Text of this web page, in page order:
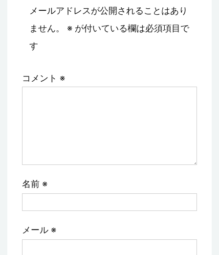
メールアドレスが公開されることはあり
ません。
※ が付いている欄は必須項目で
す
コメント ※
名前 ※
メール ※